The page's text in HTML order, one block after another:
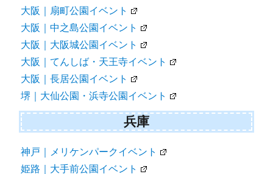
大阪｜扇町公園イベント
大阪｜中之島公園イベント
大阪｜大阪城公園イベント
大阪｜てんしば・天王寺イベント
大阪｜長居公園イベント
堺｜大仙公園・浜寺公園イベント
兵庫
神戸｜メリケンパークイベント
姫路｜大手前公園イベント